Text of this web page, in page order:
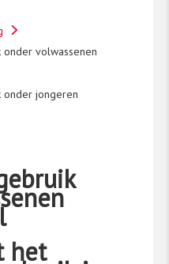
onder volwassenen
onder jongeren
het